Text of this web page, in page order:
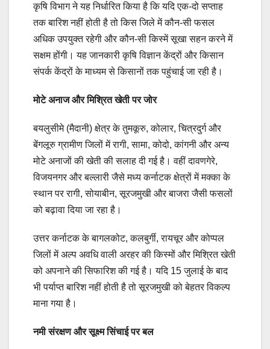
कृषि विभाग ने यह निर्धारित किया है कि यदि एक-दो सप्ताह
तक बारिश नहीं होती है तो किस जिले में कौन-सी फसल
अधिक उपयुक्त रहेगी और कौन-सी किस्में सूखा सहन करने में
सक्षम होंगी। यह जानकारी कृषि विज्ञान केंद्रों और किसान
संपर्क केंद्रों के माध्यम से किसानों तक पहुंचाई जा रही है।
मोटे अनाज और मिश्रित खेती पर जोर
बयलुसीमे (मैदानी) क्षेत्र के तुमकूरु, कोलार, चित्रदुर्ग और
बेंगलूरु ग्रामीण जिलों में रागी, सामा, कोदो, कांगनी और अन्य
मोटे अनाजों की खेती की सलाह दी गई है। वहीं दावणगेरे,
विजयनगर और बल्लारी जैसे मध्य कर्नाटक क्षेत्रों में मक्का के
स्थान पर रागी, सोयाबीन, सूरजमुखी और बाजरा जैसी फसलों
को बढ़ावा दिया जा रहा है।
उत्तर कर्नाटक के बागलकोट, कलबुर्गी, रायचूर और कोप्पल
जिलों में अल्प अवधि वाली अरहर की किस्मों और मिश्रित खेती
को अपनाने की सिफारिश की गई है। यदि 15 जुलाई के बाद
भी पर्याप्त बारिश नहीं होती है तो सूरजमुखी को बेहतर विकल्प
माना गया है।
नमी संरक्षण और सूक्ष्म सिंचाई पर बल